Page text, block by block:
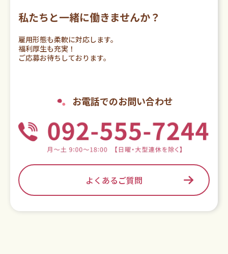
私たちと一緒に働きませんか？
雇用形態も柔軟に対応します。
福利厚生も充実！
ご応募お待ちしております。
お電話でのお問い合わせ
よくあるご質問